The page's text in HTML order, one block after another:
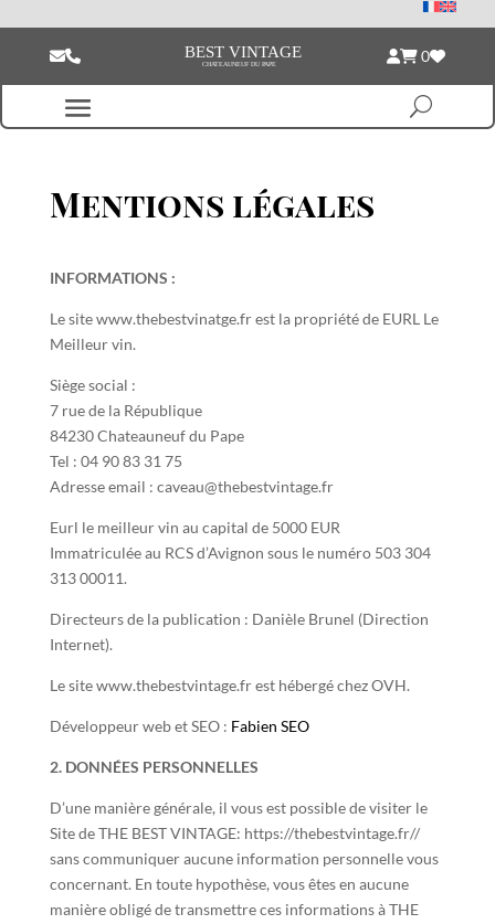
0
Mentions légales
INFORMATIONS :
Le site www.thebestvinatge.fr est la propriété de EURL Le
Meilleur vin.
Siège social :
7 rue de la République
84230 Chateauneuf du Pape
Tel : 04 90 83 31 75
Adresse email : caveau@thebestvintage.fr
Eurl le meilleur vin au capital de 5000 EUR
Immatriculée au RCS d’Avignon sous le numéro 503 304
313 00011.
Directeurs de la publication : Danièle Brunel (Direction
Internet).
Le site www.thebestvintage.fr est hébergé chez OVH.
Développeur web et SEO : Fabien SEO
2. DONNÉES PERSONNELLES
D’une manière générale, il vous est possible de visiter le
Site de THE BEST VINTAGE: https://thebestvintage.fr//
sans communiquer aucune information personnelle vous
concernant. En toute hypothèse, vous êtes en aucune
manière obligé de transmettre ces informations à THE